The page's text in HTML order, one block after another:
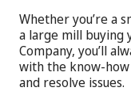
Whether you’re a
a large mill buying
Company, you’ll
with the know-
and resolve issues.